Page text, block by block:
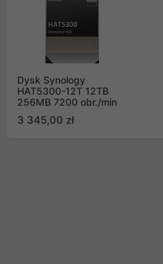
Dysk Synology
HAT5300-12T 12TB
256MB 7200 obr./min
3 345,00 zł